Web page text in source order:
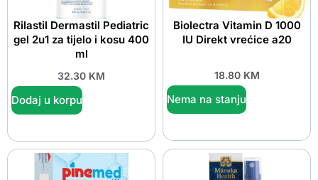
Rilastil Dermastil Pediatric
gel 2u1 za tijelo i kosu 400
ml
32.30 KM
Dodaj u korpu
Biolectra Vitamin D 1000
IU Direkt vrećice a20
18.80 KM
Nema na stanju